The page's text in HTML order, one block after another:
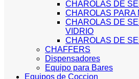
CHAROLAS DE
CHAROLAS PARA
CHAROLAS DE
VIDRIO
CHAROLAS DE
CHAFFERS
Dispensadores
Equipo para Bares
Equipos de Coccion